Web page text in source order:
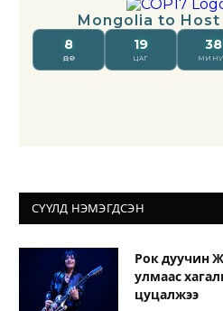
СҮҮЛД НЭМЭГДСЭН
Рок дуучин
улмаас
цуцалжээ